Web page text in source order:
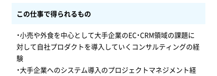
この仕事で得られるもの
・小売や外食を中心として大手企業のEC・CRM領域の課題に
対して自社プロダクトを導入していくコンサルティングの経
験
・大手企業へのシステム導入のプロジェクトマネジメント経